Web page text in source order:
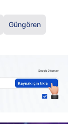
Güngören